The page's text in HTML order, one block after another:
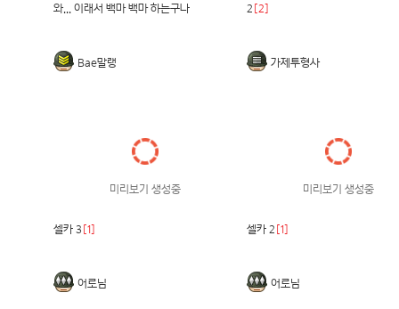
와... 이래서 백마 백마 하는구나
Bae말랭
2 [2]
가제투형사
미리보기 생성중
셀카 3 [1]
어로님
미리보기 생성중
셀카 2 [1]
어로님